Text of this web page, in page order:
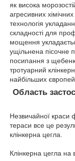
як висока
агресивних
технологія
складності для
мощення
ущільнена пісочне
посипання з
тротуарний
найбільших
Область
Незвичайної краси
тераси все це
клінкерна цегла.
Клінкерна цегла на